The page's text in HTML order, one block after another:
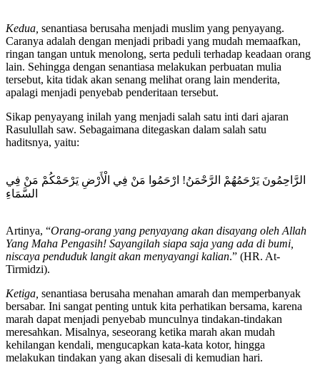
Kedua, senantiasa berusaha menjadi muslim yang penyayang.
Caranya adalah dengan menjadi pribadi yang mudah memaafkan,
ringan tangan untuk menolong, serta peduli terhadap keadaan orang
lain. Sehingga dengan senantiasa melakukan perbuatan mulia
tersebut, kita tidak akan senang melihat orang lain menderita,
apalagi menjadi penyebab penderitaan tersebut.
Sikap penyayang inilah yang menjadi salah satu inti dari ajaran
Rasulullah saw. Sebagaimana ditegaskan dalam salah satu
haditsnya, yaitu:
الرَّاحِمُونَ يَرْحَمُهُمْ الرَّحْمَنُ! ارْحَمُوا مَنْ فِي الْأَرْضِ يَرْحَمْكُمْ مَنْ فِي
السَّمَاءِ
Artinya, “Orang-orang yang penyayang akan disayang oleh Allah
Yang Maha Pengasih! Sayangilah siapa saja yang ada di bumi,
niscaya penduduk langit akan menyayangi kalian.” (HR. At-
Tirmidzi).
Ketiga, senantiasa berusaha menahan amarah dan memperbanyak
bersabar. Ini sangat penting untuk kita perhatikan bersama, karena
marah dapat menjadi penyebab munculnya tindakan-tindakan
meresahkan. Misalnya, seseorang ketika marah akan mudah
kehilangan kendali, mengucapkan kata-kata kotor, hingga
melakukan tindakan yang akan disesali di kemudian hari.